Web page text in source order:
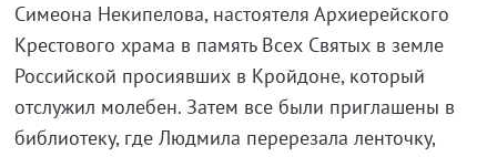
Симеона Некипелова, настоятеля Архиерейского
Крестового храма в память Всех Святых в земле
Российской просиявших в Кройдоне, который
отслужил молебен. Затем все были приглашены в
библиотеку, где Людмила перерезала ленточку,